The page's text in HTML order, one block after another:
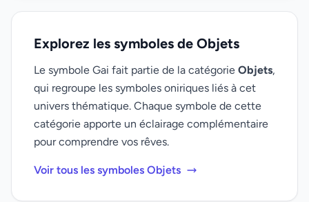
Explorez les symboles de Objets
Le symbole Gai fait partie de la catégorie Objets,
qui regroupe les symboles oniriques liés à cet
univers thématique. Chaque symbole de cette
catégorie apporte un éclairage complémentaire
pour comprendre vos rêves.
Voir tous les symboles Objets